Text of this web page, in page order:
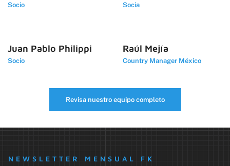
Socio Socia
Juan Pablo Philippi
Socio
Raúl Mejía
Country Manager México
Revisa nuestro equipo completo
NEWSLETTER MENSUAL FK